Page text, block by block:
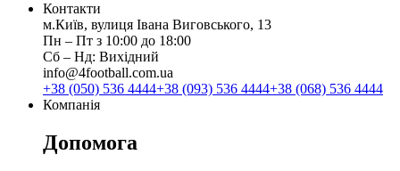
Контакти
м.Київ, вулиця Івана Виговського, 13
Пн ‒ Пт з 10:00 до 18:00
Сб ‒ Нд: Вихідний
info@4football.com.ua
+38 (050) 536 4444+38 (093) 536 4444+38 (068) 536 4444
Компанія
Допомога